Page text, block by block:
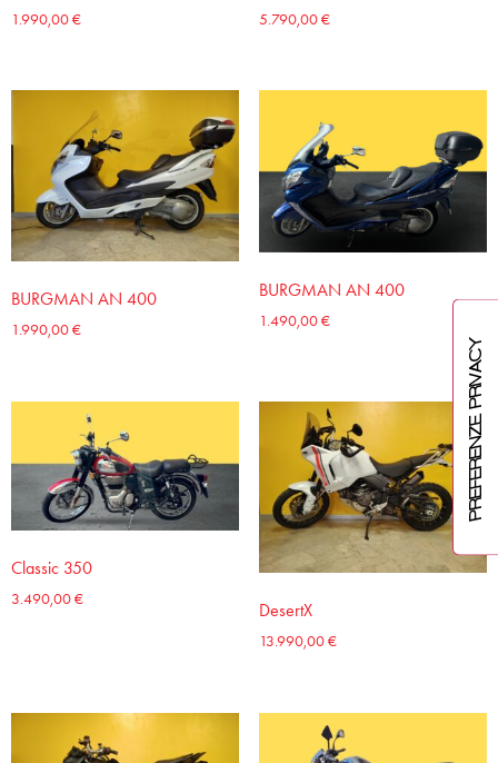
1.990,00€ 5.790,00€
BURGMAN AN 400
1.990,00€
BURGMAN AN 400
1.490,00€
Classic 350
3.490,00€
DesertX
13.990,00€